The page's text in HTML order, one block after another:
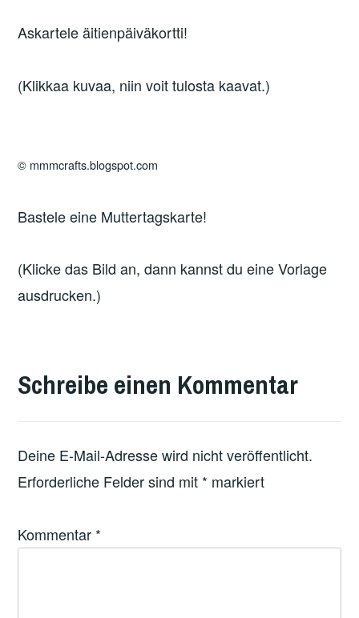
Askartele äitienpäiväkortti!
(Klikkaa kuvaa, niin voit tulosta kaavat.)
© mmmcrafts.blogspot.com
Bastele eine Muttertagskarte!
(Klicke das Bild an, dann kannst du eine Vorlage
ausdrucken.)
Schreibe einen Kommentar
Deine E-Mail-Adresse wird nicht veröffentlicht.
Erforderliche Felder sind mit * markiert
Kommentar *